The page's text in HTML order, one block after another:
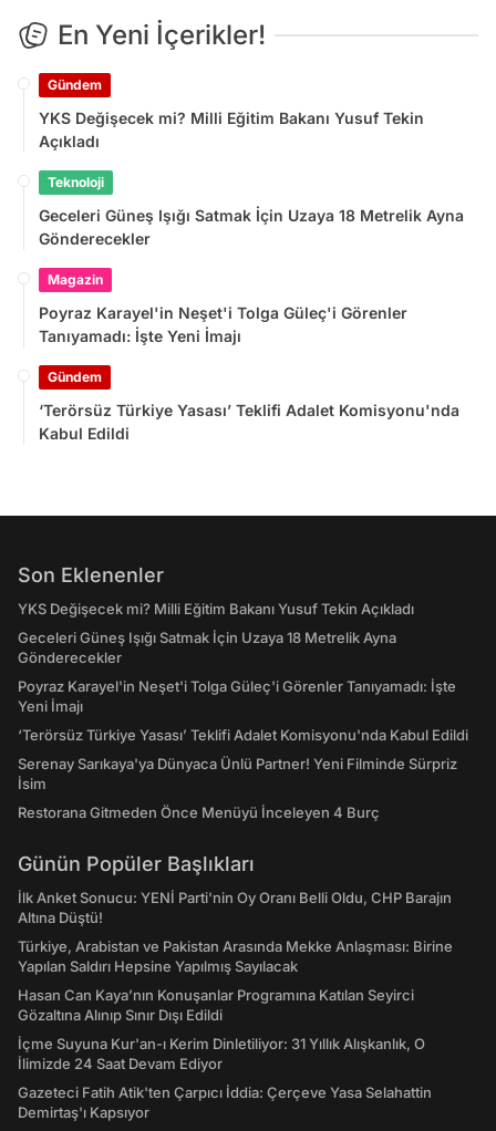
En Yeni İçerikler!
Gündem
YKS Değişecek mi? Milli Eğitim Bakanı Yusuf Tekin
Açıkladı
Teknoloji
Geceleri Güneş Işığı Satmak İçin Uzaya 18 Metrelik Ayna
Gönderecekler
Magazin
Poyraz Karayel'in Neşet'i Tolga Güleç'i Görenler
Tanıyamadı: İşte Yeni İmajı
Gündem
‘Terörsüz Türkiye Yasası’ Teklifi Adalet Komisyonu'nda
Kabul Edildi
Son Eklenenler
YKS Değişecek mi? Milli Eğitim Bakanı Yusuf Tekin Açıkladı
Geceleri Güneş Işığı Satmak İçin Uzaya 18 Metrelik Ayna
Gönderecekler
Poyraz Karayel'in Neşet'i Tolga Güleç'i Görenler Tanıyamadı: İşte
Yeni İmajı
‘Terörsüz Türkiye Yasası’ Teklifi Adalet Komisyonu'nda Kabul Edildi
Serenay Sarıkaya'ya Dünyaca Ünlü Partner! Yeni Filminde Sürpriz
İsim
Restorana Gitmeden Önce Menüyü İnceleyen 4 Burç
Günün Popüler Başlıkları
İlk Anket Sonucu: YENİ Parti'nin Oy Oranı Belli Oldu, CHP Barajın
Altına Düştü!
Türkiye, Arabistan ve Pakistan Arasında Mekke Anlaşması: Birine
Yapılan Saldırı Hepsine Yapılmış Sayılacak
Hasan Can Kaya’nın Konuşanlar Programına Katılan Seyirci
Gözaltına Alınıp Sınır Dışı Edildi
İçme Suyuna Kur'an-ı Kerim Dinletiliyor: 31 Yıllık Alışkanlık, O
İlimizde 24 Saat Devam Ediyor
Gazeteci Fatih Atik'ten Çarpıcı İddia: Çerçeve Yasa Selahattin
Demirtaş'ı Kapsıyor